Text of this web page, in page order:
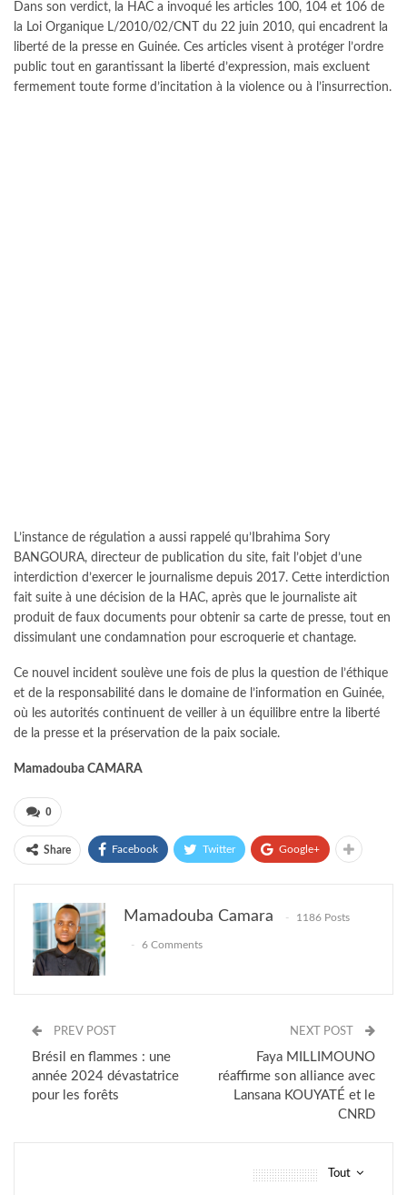
Dans son verdict, la HAC a invoqué les articles 100, 104 et 106 de
la Loi Organique L/2010/02/CNT du 22 juin 2010, qui encadrent la
liberté de la presse en Guinée. Ces articles visent à protéger l’ordre
public tout en garantissant la liberté d’expression, mais excluent
fermement toute forme d’incitation à la violence ou à l’insurrection.
L’instance de régulation a aussi rappelé qu’Ibrahima Sory
BANGOURA, directeur de publication du site, fait l’objet d’une
interdiction d’exercer le journalisme depuis 2017. Cette interdiction
fait suite à une décision de la HAC, après que le journaliste ait
produit de faux documents pour obtenir sa carte de presse, tout en
dissimulant une condamnation pour escroquerie et chantage.
Ce nouvel incident soulève une fois de plus la question de l’éthique
et de la responsabilité dans le domaine de l’information en Guinée,
où les autorités continuent de veiller à un équilibre entre la liberté
de la presse et la préservation de la paix sociale.
Mamadouba CAMARA
0
Share Facebook Twitter Google+
Mamadouba Camara 1186 Posts
6 Comments
PREV POST
Brésil en flammes : une
année 2024 dévastatrice
pour les forêts
NEXT POST
Faya MILLIMOUNO
réaffirme son alliance avec
Lansana KOUYATÉ et le
CNRD
Tout